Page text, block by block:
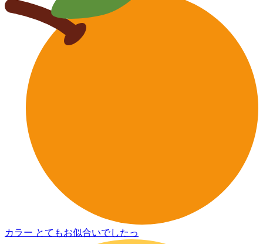
カラー とてもお似合いでしたっ